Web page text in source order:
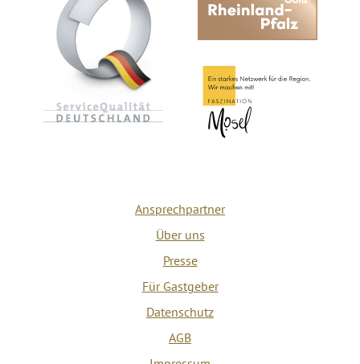
Ansprechpartner
Über uns
Presse
Für Gastgeber
Datenschutz
AGB